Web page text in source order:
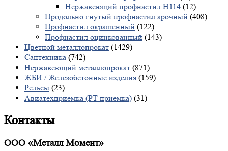
Нержавеющий профнастил Н114 (12)
Продольно гнутый профнастил арочный (408)
Профнастил окрашенный (122)
Профнастил оцинкованный (143)
Цветной металлопрокат (1429)
Сантехника (742)
Нержавеющий металлопрокат (871)
ЖБИ / Железобетонные изделия (159)
Рельсы (23)
Авиатехприемка (РТ приемка) (31)
Контакты
ООО «Металл Момент»